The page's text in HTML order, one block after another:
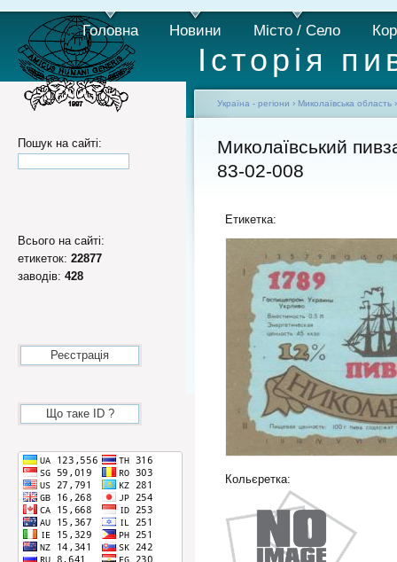
Історія
Головна Новини Місто / Село
Пошук на сайті:
Всього на сайті:
етикеток: 22877
заводів: 428
Реєстрація
Що таке ID ?
Україна - регіони › Миколаївська область
Миколаївський
83-02-008
Етикетка:
Кольєретка: